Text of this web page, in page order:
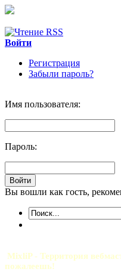
Войти
Регистрация
Забыли пароль?
Имя пользователя:
Пароль:
Вы вошли как гость,
MixliP - Территория
пожалеешь!